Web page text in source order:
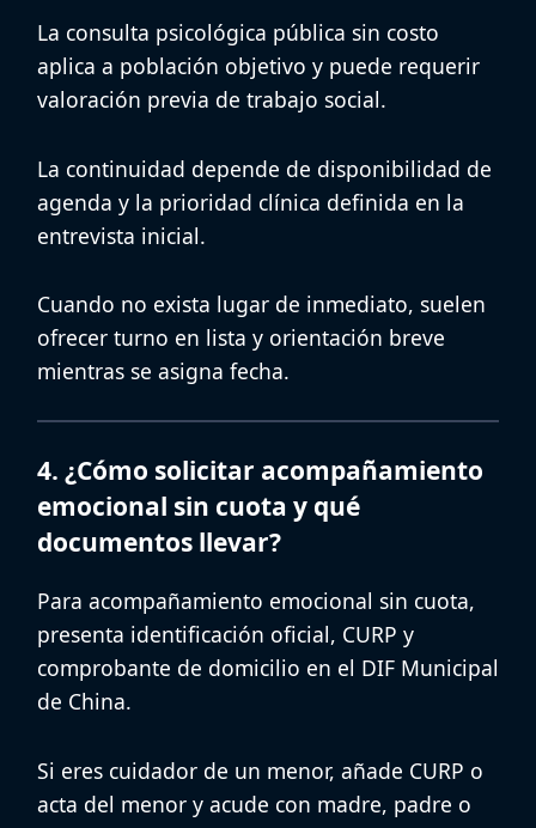
La consulta psicológica pública sin costo
aplica a población objetivo y puede requerir
valoración previa de trabajo social.
La continuidad depende de disponibilidad de
agenda y la prioridad clínica definida en la
entrevista inicial.
Cuando no exista lugar de inmediato, suelen
ofrecer turno en lista y orientación breve
mientras se asigna fecha.
4. ¿Cómo solicitar acompañamiento
emocional sin cuota y qué
documentos llevar?
Para acompañamiento emocional sin cuota,
presenta identificación oficial, CURP y
comprobante de domicilio en el DIF Municipal
de China.
Si eres cuidador de un menor, añade CURP o
acta del menor y acude con madre, padre o